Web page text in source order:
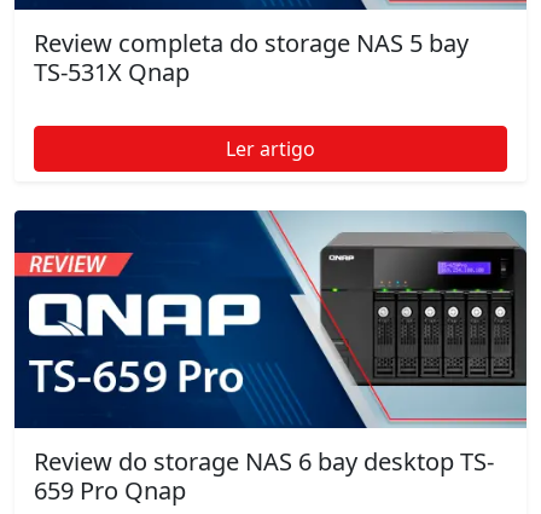
Review completa do storage NAS 5 bay
TS-531X Qnap
Ler artigo
Review do storage NAS 6 bay desktop TS-
659 Pro Qnap